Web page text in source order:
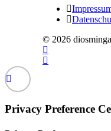
© 2026
Privacy Preference